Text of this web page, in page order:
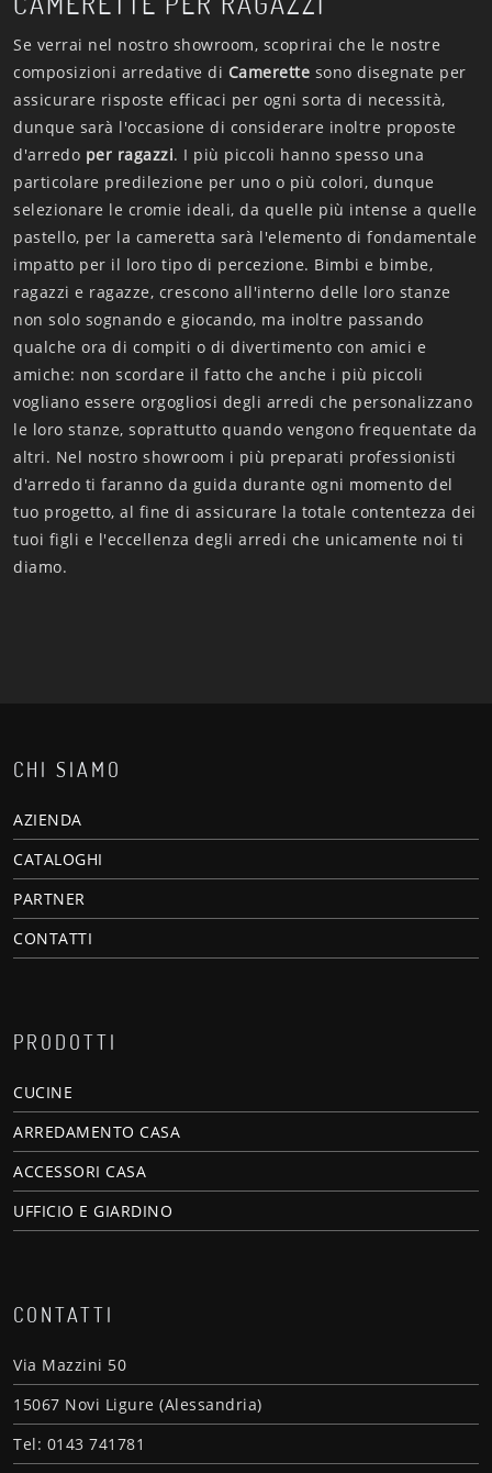
Se verrai nel nostro showroom, scoprirai che le nostre
composizioni arredative di Camerette sono disegnate per
assicurare risposte efficaci per ogni sorta di necessità,
dunque sarà l'occasione di considerare inoltre proposte
d'arredo per ragazzi. I più piccoli hanno spesso una
particolare predilezione per uno o più colori, dunque
selezionare le cromie ideali, da quelle più intense a quelle
pastello, per la cameretta sarà l'elemento di fondamentale
impatto per il loro tipo di percezione. Bimbi e bimbe,
ragazzi e ragazze, crescono all'interno delle loro stanze
non solo sognando e giocando, ma inoltre passando
qualche ora di compiti o di divertimento con amici e
amiche: non scordare il fatto che anche i più piccoli
vogliano essere orgogliosi degli arredi che personalizzano
le loro stanze, soprattutto quando vengono frequentate da
altri. Nel nostro showroom i più preparati professionisti
d'arredo ti faranno da guida durante ogni momento del
tuo progetto, al fine di assicurare la totale contentezza dei
tuoi figli e l'eccellenza degli arredi che unicamente noi ti
diamo.
CHI SIAMO
AZIENDA
CATALOGHI
PARTNER
CONTATTI
PRODOTTI
CUCINE
ARREDAMENTO CASA
ACCESSORI CASA
UFFICIO E GIARDINO
CONTATTI
Via Mazzini 50
15067 Novi Ligure (Alessandria)
Tel: 0143 741781